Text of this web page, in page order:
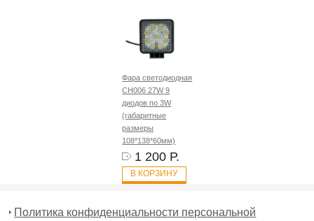
Фара светодиодная
CH006 27W 9
диодов по 3W
(габаритные
размеры
108*138*60мм)
1 200 Р.
В КОРЗИНУ
Политика конфиденциальности персональной